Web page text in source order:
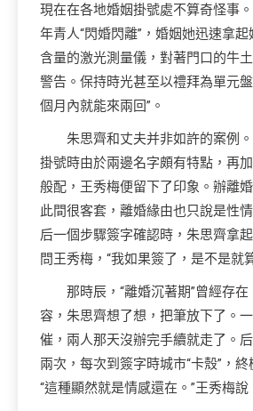
現在在各地婚姻掛號處不算奇怪事
年青人“閃婚閃離”，婚姻她迅速拿
含量的激光測量儀，對著門口的牛
警告。保持時光甚至以禮拜為單元
個月內就能來兩回”。
朱思齊和丈夫并非如許的案例
掛號時由於兩邊名字頗有特點，再
般配，王秀梅便留下了印象。辦離
此間很客套，離婚緣由也只說是性
后一個步驟簽字確認時，朱思齊拿
問王秀梅，“我如果簽了，是不是就
那時辰，“離婚沉著期”曾經存
容，朱思齊想了想，把筆放下了。
催，兩人那天沒辦完手續就走了。
兩次，每次到簽字時城市“卡殼”，終
“這種顯然就是情感還在。”王秀梅說